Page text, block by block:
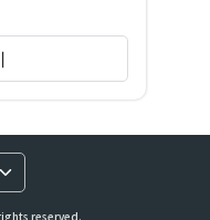
reserved.